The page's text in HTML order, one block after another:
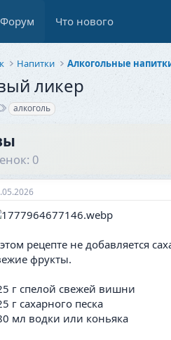
Форум Что нового
Напитки Алкогольные
ликер
Т
и
алкоголь
0
рецепте не добавляется
фрукты.
г спелой свежей вишни
г сахарного песка
мл водки или коньяка